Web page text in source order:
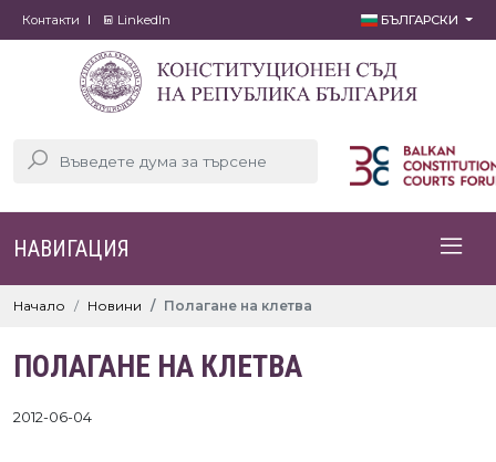
Контакти LinkedIn БЪЛГАРСКИ
НАВИГАЦИЯ
Начало Новини Полагане на клетва
ПОЛАГАНЕ НА КЛЕТВА
2012-06-04